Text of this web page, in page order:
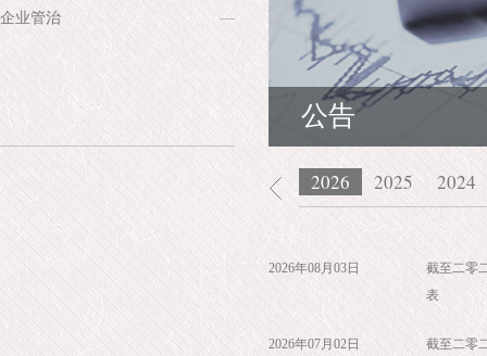
企业管治
公告
2026 2025 2024
2026年08月03日
截至二零
表
2026年07月02日 截至二零